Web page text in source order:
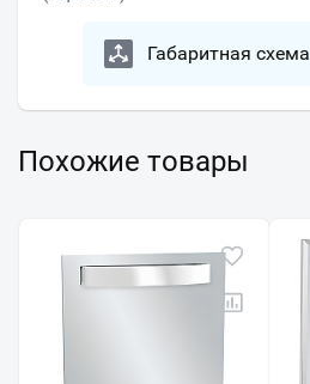
Габаритная схема
Похожие товары